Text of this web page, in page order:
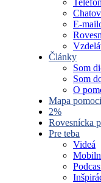
E-
Články
Som
Som
O
Mapa pomoci
2%
Rovesnícka
Pre teba
Videá